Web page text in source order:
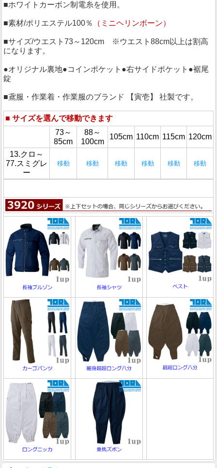
■ホワイトカーボン制電糸を使用。
■素材/ポリエステル100％ （ミニヘリンボーン）
■サイズ/ウエスト73～120cm ※ウエスト88cm以上は割高
になります。
●オリジナル裏地●コインポケット●右サイドポケット●裾尾
錠
■鳶服・作業着・作業服のブランド 【寅壱】 社製です。
■ サイズを選んで移動できます
73～
85cm
88～
100cm
105cm 110cm 115cm 120cm
13.クロ～
77.スミグレ
ー
移動 移動 移動 移動 移動 移動